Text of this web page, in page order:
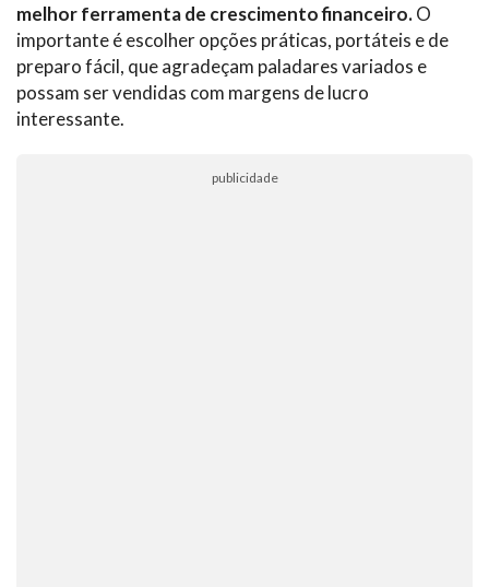
melhor ferramenta de crescimento financeiro.O
importante é escolher opções práticas, portáteis e de
preparo fácil, que agradeçam paladares variados e
possam ser vendidas com margens de lucro
interessante.
publicidade